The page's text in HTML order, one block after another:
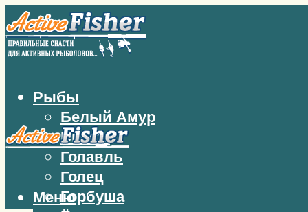
Рыбы
Белый Амур
Бычок
Голавль
Голец
Горбуша
Меню